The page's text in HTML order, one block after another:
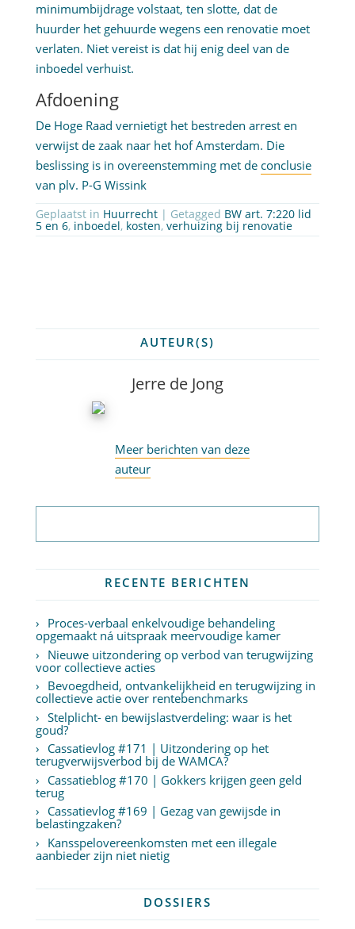
minimumbijdrage volstaat, ten slotte, dat de
huurder het gehuurde wegens een renovatie moet
verlaten. Niet vereist is dat hij enig deel van de
inboedel verhuist.
Afdoening
De Hoge Raad vernietigt het bestreden arrest en
verwijst de zaak naar het hof Amsterdam. Die
beslissing is in overeenstemming met de conclusie
van plv. P-G Wissink
Geplaatst in Huurrecht| Getagged BW art. 7:220 lid
5 en 6, inboedel, kosten, verhuizing bij renovatie
AUTEUR(S)
Jerre de Jong
Meer berichten van deze
auteur
RECENTE BERICHTEN
Proces-verbaal enkelvoudige behandeling
opgemaakt ná uitspraak meervoudige kamer
Nieuwe uitzondering op verbod van terugwijzing
voor collectieve acties
Bevoegdheid, ontvankelijkheid en terugwijzing in
collectieve actie over rentebenchmarks
Stelplicht- en bewijslastverdeling: waar is het
goud?
Cassatievlog #171 | Uitzondering op het
terugverwijsverbod bij de WAMCA?
Cassatieblog #170 | Gokkers krijgen geen geld
terug
Cassatievlog #169 | Gezag van gewijsde in
belastingzaken?
Kansspelovereenkomsten met een illegale
aanbieder zijn niet nietig
DOSSIERS